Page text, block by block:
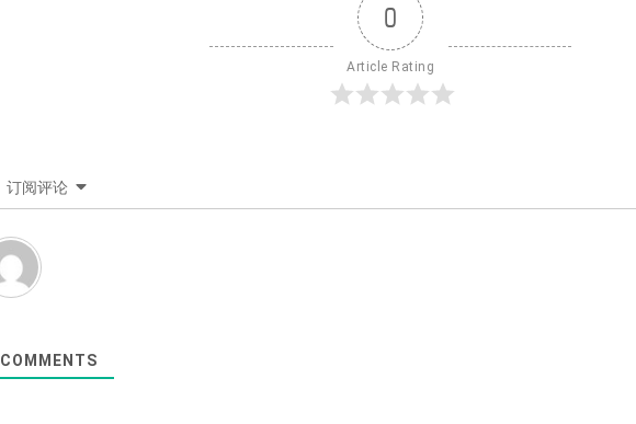
0
Article Rating
订阅评论
COMMENTS